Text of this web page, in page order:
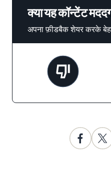
क्या यह कॉन्टेंट
अपना फ़ीडबैक शेयर करके